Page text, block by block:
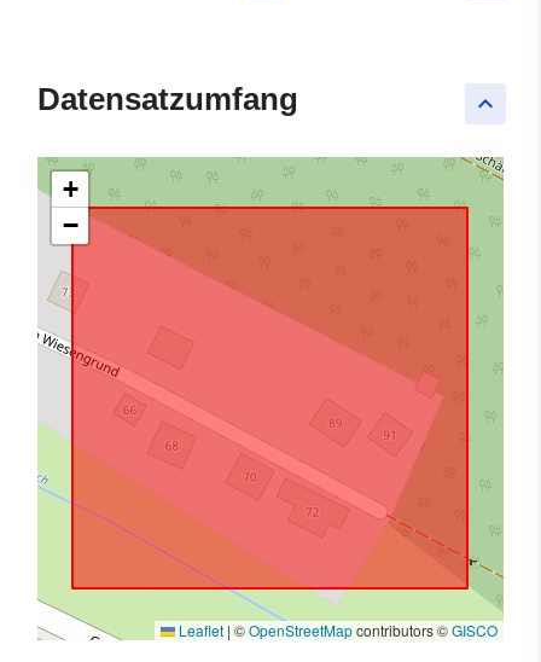
keyboard_arrow_up
Datensatzumfang
+
−
Leaflet | ©OpenStreetMapcontributors ©GISCO